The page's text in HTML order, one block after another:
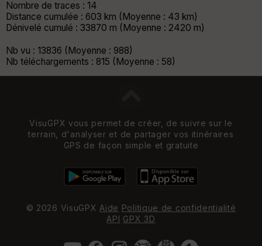
Nombre de traces : 14
Distance cumulée : 603 km (Moyenne : 43 km)
Dénivelé cumulé : 33870 m (Moyenne : 2420 m)
Nb vu : 13836 (Moyenne : 988)
Nb téléchargements : 815 (Moyenne : 58)
VisuGPX vous permet de créer, de suivre sur le
terrain, d'analyser et de partager vos itinéraires
GPS de façon simple et gratuite
© 2026 VisuGPX Aide Politique de confidentialité
API GPX 3D